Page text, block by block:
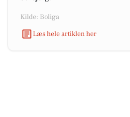
Kilde: Boliga
Læs hele artiklen her